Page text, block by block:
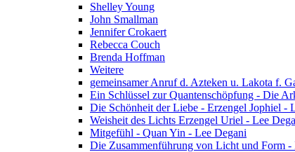
Shelley Young
John Smallman
Jennifer Crokaert
Rebecca Couch
Brenda Hoffman
Weitere
gemeinsamer Anruf d. Azteken u. Lakota f.
Ein Schlüssel zur Quantenschöpfung - Die
Die Schönheit der Liebe - Erzengel Jophiel -
Weisheit des Lichts Erzengel Uriel - Lee
Mitgefühl - Quan Yin - Lee Degani
Die Zusammenführung von Licht und Form